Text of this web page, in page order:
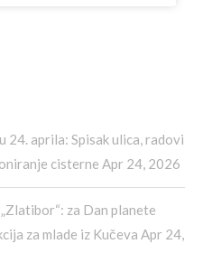
24. aprila: Spisak ulica, radovi
cisterne Apr 24, 2026
za Dan planete
za mlade iz Kučeva Apr 24,